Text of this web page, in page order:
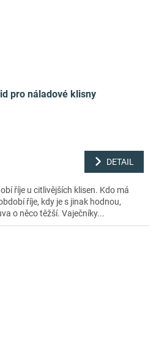
pro náladové klisny
DETAIL
říje u citlivějších klisen. Kdo má
říje, kdy je s jinak hodnou,
o něco těžší. Vaječníky...